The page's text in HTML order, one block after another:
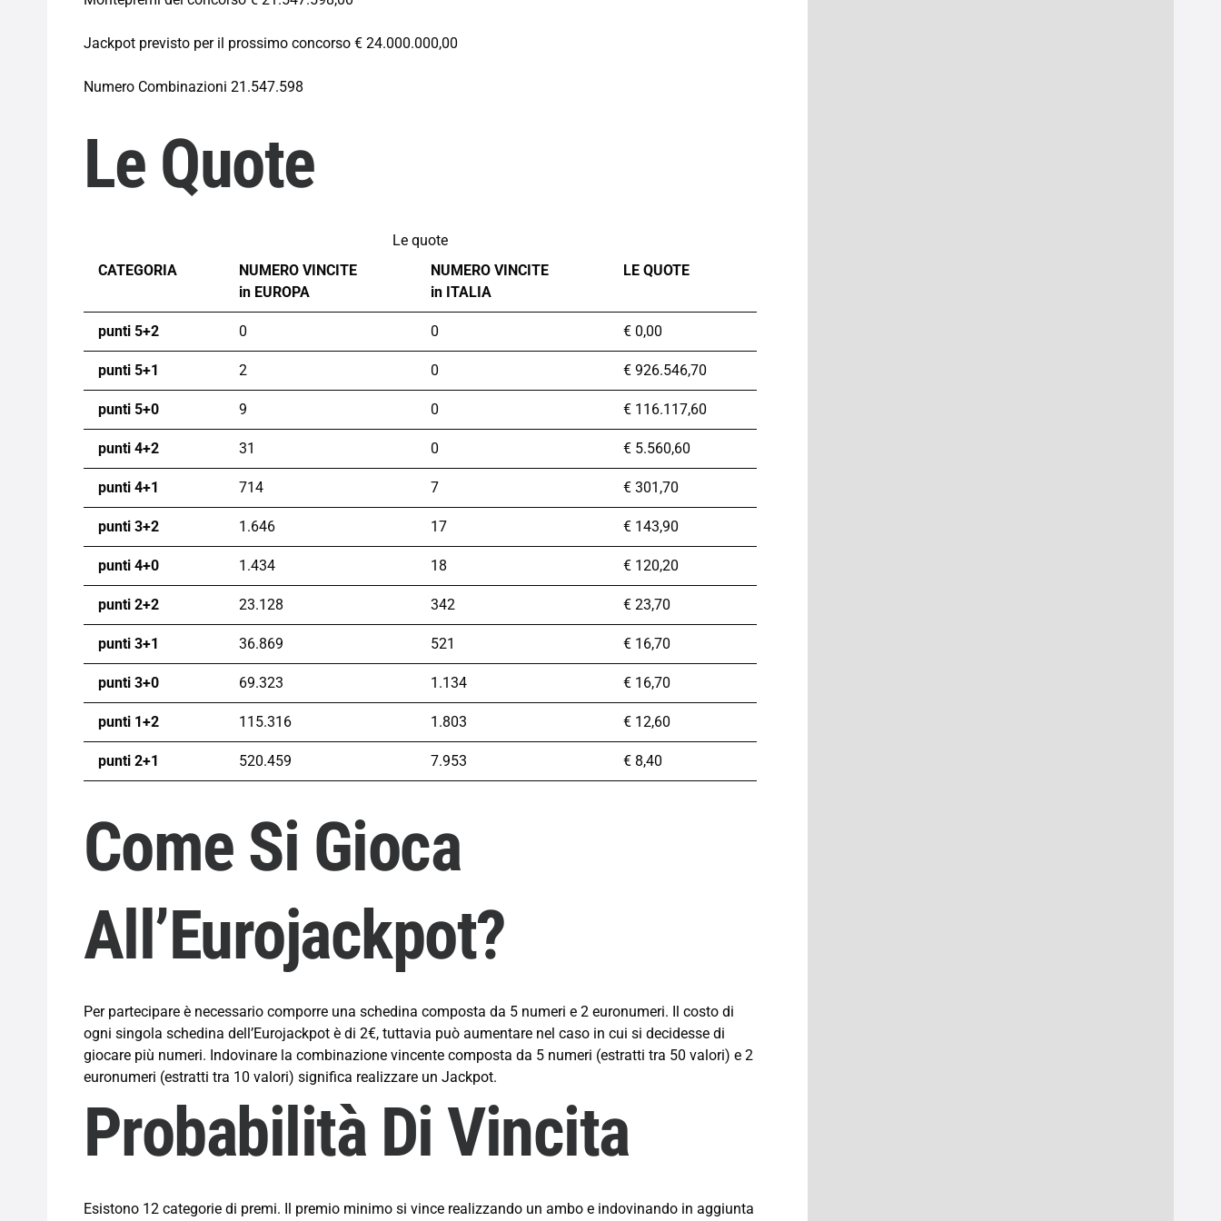
Jackpot previsto per il prossimo concorso € 24.000.000,00
Numero Combinazioni 21.547.598
Le Quote
Le quote
CATEGORIA
NUMERO VINCITE
in EUROPA
NUMERO VINCITE
in ITALIA
LE QUOTE
punti 5+2 0 0 € 0,00
punti 5+1 2 0 € 926.546,70
punti 5+0 9 0 € 116.117,60
punti 4+2 31 0 € 5.560,60
punti 4+1 714 7 € 301,70
punti 3+2 1.646 17 € 143,90
punti 4+0 1.434 18 € 120,20
punti 2+2 23.128 342 € 23,70
punti 3+1 36.869 521 € 16,70
punti 3+0 69.323 1.134 € 16,70
punti 1+2 115.316 1.803 € 12,60
punti 2+1 520.459 7.953 € 8,40
Come Si Gioca
All’Eurojackpot?
Per partecipare è necessario comporre una schedina composta da 5 numeri e 2 euronumeri. Il costo di
ogni singola schedina dell’Eurojackpot è di 2€, tuttavia può aumentare nel caso in cui si decidesse di
giocare più numeri. Indovinare la combinazione vincente composta da 5 numeri (estratti tra 50 valori) e 2
euronumeri (estratti tra 10 valori) significa realizzare un Jackpot.
Probabilità Di Vincita
Esistono 12 categorie di premi. Il premio minimo si vince realizzando un ambo e indovinando in aggiunta